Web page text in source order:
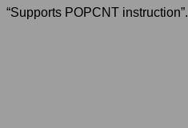
“Supports POPCNT instruction”.